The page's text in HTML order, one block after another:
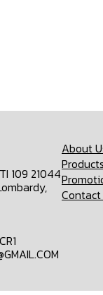
109 21044
About
Products
Contact